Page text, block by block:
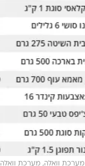
מערכת וואלה, מערכת וואלה